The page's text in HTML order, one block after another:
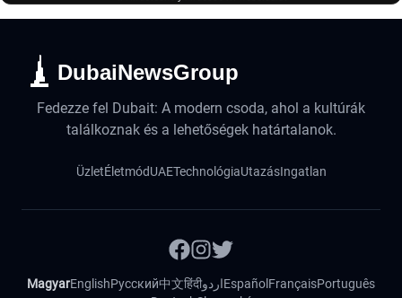
DubaiNewsGroup
Fedezze fel Dubait: A modern csoda, ahol a kultúrák
találkoznak és a lehetőségek határtalanok.
ÜzletÉletmódUAETechnológiaUtazásIngatlan
MagyarEnglishРусский中文हिंदीاردوEspañol FrançaisPortuguês